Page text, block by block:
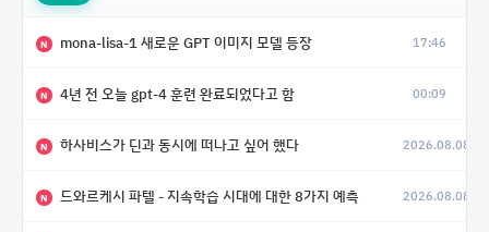
N mona-lisa-1 새로운 GPT 이미지 모델 등장 17:46
N 4년 전 오늘 gpt-4 훈련 완료되었다고 함 00:09
N 하사비스가 딘과 동시에 떠나고 싶어 했다 2026.08.08
N 드와르케시 파텔 - 지속학습 시대에 대한 8가지 예측 2026.08.08